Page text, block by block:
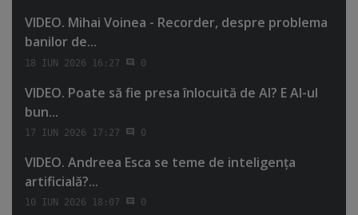
VIDEO. Mihai Voinea - Recorder, despre problema
banilor de...
18 IUN 2026 16:27 0
VIDEO. Poate să fie presa înlocuită de AI? E AI-ul
bun...
17 IUN 2026 17:27 0
VIDEO. Andreea Esca se teme de inteligenţa
artificială?...
10 IUN 2026 18:07 0